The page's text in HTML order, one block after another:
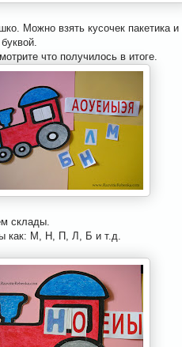
Можно взять кусочек пакетика
что получилось в итоге.
склады.
как: М, Н, П, Л, Б и т.д.